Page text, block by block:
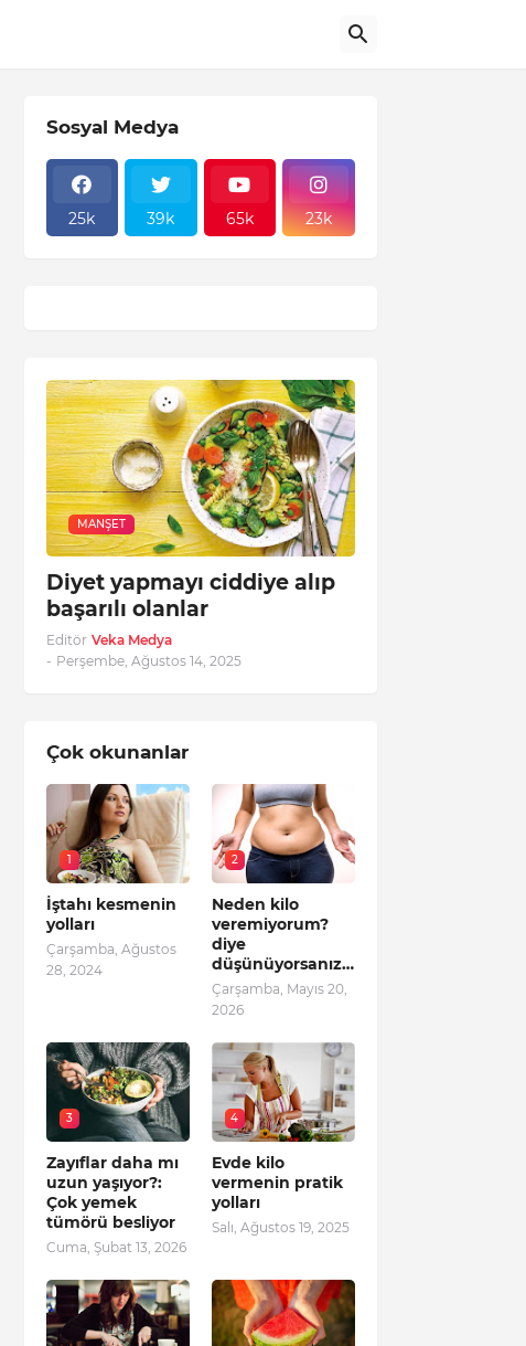
Sosyal Medya
25k 39k 65k 23k
MANŞET
Diyet yapmayı ciddiye alıp
başarılı olanlar
Editör Veka Medya
- Perşembe, Ağustos 14, 2025
Çok okunanlar
1
İştahı kesmenin
yolları
Çarşamba, Ağustos
28, 2024
2
Neden kilo
veremiyorum?
diye
düşünüyorsanız…
Çarşamba, Mayıs 20,
2026
3
Zayıflar daha mı
uzun yaşıyor?:
Çok yemek
tümörü besliyor
Cuma, Şubat 13, 2026
4
Evde kilo
vermenin pratik
yolları
Salı, Ağustos 19, 2025